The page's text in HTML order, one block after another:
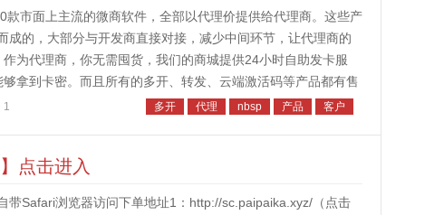
市面上主流的微商软件，全部以代理价提供给代理商。这些产
成的，大部分与开发商直接对接，减少中间环节，让代理商的
为代理商，你无需囤货，我们的商城提供24小时自助发卡服
拿到卡密。而且所有的多开、转发、云端激活码等产品都有售
。3：我们会将你拉进微信代理群，群...
1 多开 代理 nbsp 产品 客户
点击进入
带Safari浏览器访问下单地址1：http://sc.paipaika.xyz/（点击